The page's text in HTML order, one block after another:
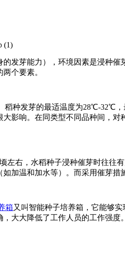
发芽能力），环境因素是浸种
个要素。
种发芽的最适温度为28℃-32℃
影响。在同类型不同品种间，
右，水稻种子浸种催芽时往往
加温和加水等）。而采用催芽措
箱又叫智能种子培养箱，它能够
大大降低了工作人员的工作强度。